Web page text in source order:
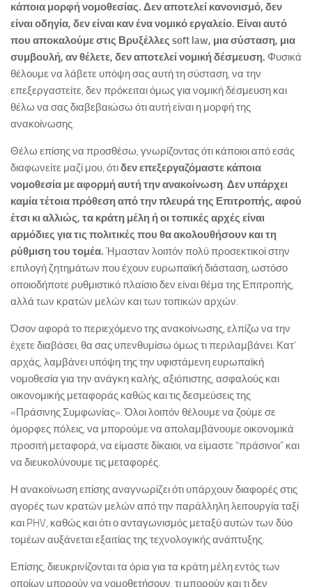
κάποια μορφή νομοθεσίας. Δεν αποτελεί κανονισμό, δεν
είναι οδηγία, δεν είναι καν ένα νομικό εργαλείο. Είναι αυτό
που αποκαλούμε στις Βρυξέλλες soft law, μια σύσταση, μια
συμβουλή, αν θέλετε, δεν αποτελεί νομική δέσμευση. Φυσικά
θέλουμε να λάβετε υπόψη σας αυτή τη σύσταση, να την
επεξεργαστείτε, δεν πρόκειται όμως για νομική δέσμευση και
θέλω να σας διαβεβαιώσω ότι αυτή είναι η μορφή της
ανακοίνωσης.
Θέλω επίσης να προσθέσω, γνωρίζοντας ότι κάποιοι από εσάς
διαφωνείτε μαζί μου, ότιδεν επεξεργαζόμαστε κάποια
νομοθεσία με αφορμή αυτή την ανακοίνωση. Δεν υπάρχει
καμία τέτοια πρόθεση από την πλευρά της Επιτροπής, αφού
έτσι κι αλλιώς, τα κράτη μέλη ή οι τοπικές αρχές είναι
αρμόδιες για τις πολιτικές που θα ακολουθήσουν και τη
ρύθμιση του τομέα. Ήμασταν λοιπόν πολύ προσεκτικοί στην
επιλογή ζητημάτων που έχουν ευρωπαϊκή διάσταση, ωστόσο
οποιοδήποτε ρυθμιστικό πλαίσιο δεν είναι θέμα της Επιτροπής,
αλλά των κρατών μελών και των τοπικών αρχών.
Όσον αφορά το περιεχόμενο της ανακοίνωσης, ελπίζω να την
έχετε διαβάσει, θα σας υπενθυμίσω όμως τι περιλαμβάνει. Κατ’
αρχάς, λαμβάνει υπόψη της την υφιστάμενη ευρωπαϊκή
νομοθεσία για την ανάγκη καλής, αξιόπιστης, ασφαλούς και
οικονομικής μεταφοράς καθώς και τις δεσμεύσεις της
«Πράσινης Συμφωνίας». Όλοι λοιπόν θέλουμε να ζούμε σε
όμορφες πόλεις, να μπορούμε να απολαμβάνουμε οικονομικά
προσιτή μεταφορά, να είμαστε δίκαιοι, να είμαστε “πράσινοι” και
να διευκολύνουμε τις μεταφορές.
Η ανακοίνωση επίσης αναγνωρίζει ότι υπάρχουν διαφορές στις
αγορές των κρατών μελών από την παράλληλη λειτουργία ταξί
και PHV, καθώς και ότι ο ανταγωνισμός μεταξύ αυτών των δύο
τομέων αυξάνεται εξαιτίας της τεχνολογικής ανάπτυξης.
Επίσης, διευκρινίζονται τα όρια για τα κράτη μέλη εντός των
οποίων μπορούν να νομοθετήσουν, τι μπορούν και τι δεν